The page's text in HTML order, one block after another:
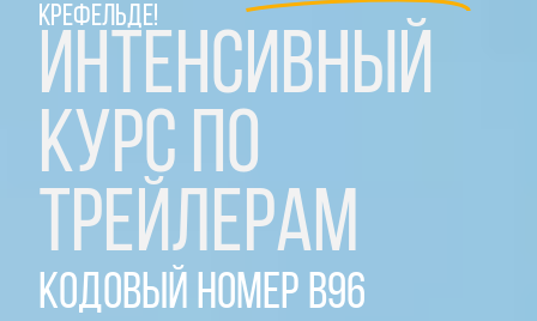
КРЕФЕЛЬДЕ!
Интенсивный
курс по
трейлерам
Кодовый номер B96